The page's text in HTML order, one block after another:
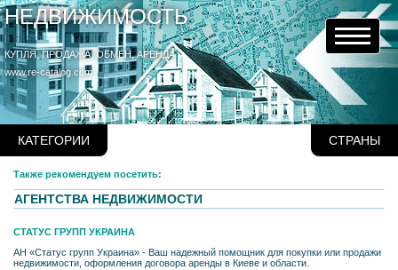
НЕДВИЖИМОСТЬ
КУПЛЯ, ПРОДАЖА, ОБМЕН, АРЕНДА
www.re-catalog.com
КАТЕГОРИИ СТРАНЫ
Также рекомендуем посетить:
АГЕНТСТВА НЕДВИЖИМОСТИ
СТАТУС ГРУПП УКРАИНА
АН «Статус групп Украина» - Ваш надежный помощник для покупки или продажи
недвижимости, оформления договора аренды в Киеве и области.